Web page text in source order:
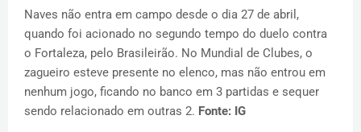
Naves não entra em campo desde o dia 27 de abril,
quando foi acionado no segundo tempo do duelo contra
o Fortaleza, pelo Brasileirão. No Mundial de Clubes, o
zagueiro esteve presente no elenco, mas não entrou em
nenhum jogo, ficando no banco em 3 partidas e sequer
sendo relacionado em outras 2. Fonte: IG